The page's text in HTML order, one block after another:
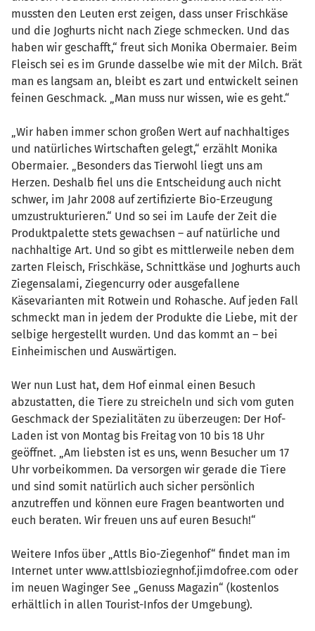
mussten den Leuten erst zeigen, dass unser Frischkäse
und die Joghurts nicht nach Ziege schmecken. Und das
haben wir geschafft,“ freut sich Monika Obermaier. Beim
Fleisch sei es im Grunde dasselbe wie mit der Milch. Brät
man es langsam an, bleibt es zart und entwickelt seinen
feinen Geschmack. „Man muss nur wissen, wie es geht.“
„Wir haben immer schon großen Wert auf nachhaltiges
und natürliches Wirtschaften gelegt,“ erzählt Monika
Obermaier. „Besonders das Tierwohl liegt uns am
Herzen. Deshalb fiel uns die Entscheidung auch nicht
schwer, im Jahr 2008 auf zertifizierte Bio-Erzeugung
umzustrukturieren.“ Und so sei im Laufe der Zeit die
Produktpalette stets gewachsen – auf natürliche und
nachhaltige Art. Und so gibt es mittlerweile neben dem
zarten Fleisch, Frischkäse, Schnittkäse und Joghurts auch
Ziegensalami, Ziegencurry oder ausgefallene
Käsevarianten mit Rotwein und Rohasche. Auf jeden Fall
schmeckt man in jedem der Produkte die Liebe, mit der
selbige hergestellt wurden. Und das kommt an – bei
Einheimischen und Auswärtigen.
Wer nun Lust hat, dem Hof einmal einen Besuch
abzustatten, die Tiere zu streicheln und sich vom guten
Geschmack der Spezialitäten zu überzeugen: Der Hof-
Laden ist von Montag bis Freitag von 10 bis 18 Uhr
geöffnet. „Am liebsten ist es uns, wenn Besucher um 17
Uhr vorbeikommen. Da versorgen wir gerade die Tiere
und sind somit natürlich auch sicher persönlich
anzutreffen und können eure Fragen beantworten und
euch beraten. Wir freuen uns auf euren Besuch!“
Weitere Infos über „Attls Bio-Ziegenhof“ findet man im
Internet unter www.attlsbioziegnhof.jimdofree.com oder
im neuen Waginger See „Genuss Magazin“ (kostenlos
erhältlich in allen Tourist-Infos der Umgebung).